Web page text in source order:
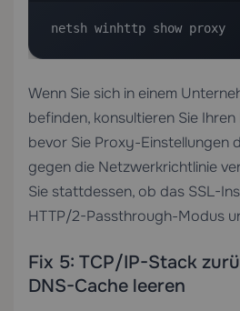
netsh winhttp show proxy
Wenn Sie sich in einem
befinden, konsultieren Sie
bevor Sie Proxy-Einstellungen
gegen die Netzwerkrichtlinie
Sie stattdessen, ob das SSL-
HTTP/2-Passthrough-Modus
Fix 5: TCP/IP-Stack
DNS-Cache leeren